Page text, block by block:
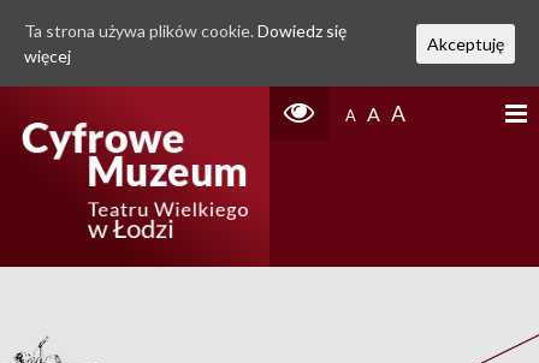
A A A
Ta strona używa plików cookie. Dowiedz się
więcej
Akceptuję